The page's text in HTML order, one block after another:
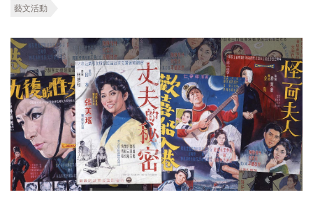
藝文活動